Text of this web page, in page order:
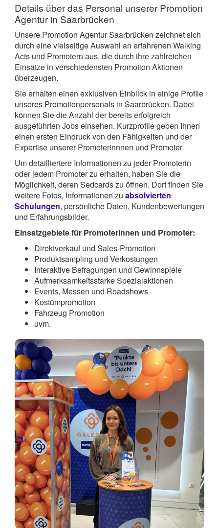
Details über das Personal unserer Promotion
Agentur in Saarbrücken
Unsere Promotion Agentur Saarbrücken zeichnet sich
durch eine vielseitige Auswahl an erfahrenen Walking
Acts und Promotern aus, die durch ihre zahlreichen
Einsätze in verschiedensten Promotion Aktionen
überzeugen.
Sie erhalten einen exklusiven Einblick in einige Profile
unseres Promotionpersonals in Saarbrücken. Dabei
können Sie die Anzahl der bereits erfolgreich
ausgeführten Jobs einsehen. Kurzprofile geben Ihnen
einen ersten Eindruck von den Fähigkeiten und der
Expertise unserer Promoterinnnen und Promoter.
Um detailliertere Informationen zu jeder Promoterin
oder jedem Promoter zu erhalten, haben Sie die
Möglichkeit, deren Sedcards zu öffnen. Dort finden Sie
weitere Fotos, Informationen zu absolvierten
Schulungen, persönliche Daten, Kundenbewertungen
und Erfahrungsbilder.
Einsatzgebiete für Promoterinnen und Promoter:
Direktverkauf und Sales-Promotion
Produktsampling und Verkostungen
Interaktive Befragungen und Gewinnspiele
Aufmerksamkeitsstarke Spezialaktionen
Events, Messen und Roadshows
Kostümpromotion
Fahrzeug Promotion
uvm.